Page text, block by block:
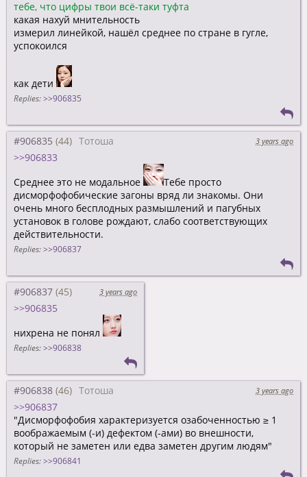
тебе, что цифры твои всё-таки туфта
какая нахуй мнительность
измерил линейкой, нашёл среднее по стране в гугле,
успокоился
как дети
Replies: >>906835
#906835 Тотоша 3 years ago
>>906833
Среднее это не модальное
Тебе просто
дисморфофобические загоны вряд ли знакомы. Они
очень много бесплодных размышлений и пагубных
установок в голове рождают, слабо соответствующих
действительности.
Replies: >>906837
#906837 3 years ago
>>906835
нихрена не понял
Replies: >>906838
#906838 Тотоша 3 years ago
>>906837
"Дисморфофобия характеризуется озабоченностью ≥ 1
воображаемым (-и) дефектом (-ами) во внешности,
который не заметен или едва заметен другим людям"
Replies: >>906841